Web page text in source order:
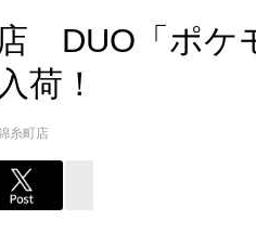
DUO「ポケ
荷！
糸町店